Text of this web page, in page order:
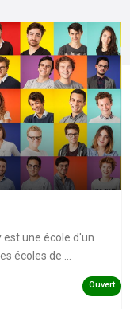
est une école d'un
écoles de ...
Ouvert